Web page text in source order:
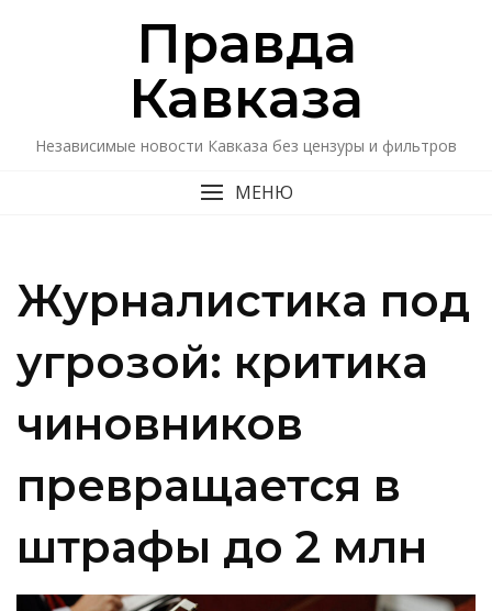
Правда
Кавказa
Независимые новости Кавказа без цензуры и фильтров
МЕНЮ
Журналистика под
угрозой: критика
чиновников
превращается в
штрафы до 2 млн